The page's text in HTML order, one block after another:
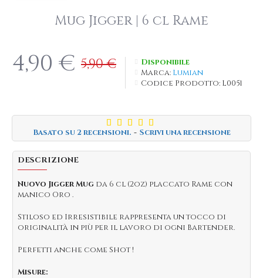
Mug Jigger | 6 cl Rame
Basato su 2 recensioni. - Scrivi una recensione
4,90 € 5,90 €
Disponibile
Marca: Lumian
Codice Prodotto: L0051
DESCRIZIONE
Nuovo Jigger Mugda 6 cl (2oz) placcato Rame con
manico Oro .
Stiloso ed Irresistibile rappresenta un tocco di
originalità in più per il lavoro di ogni Bartender.
Perfetti anche come Shot !
Misure: